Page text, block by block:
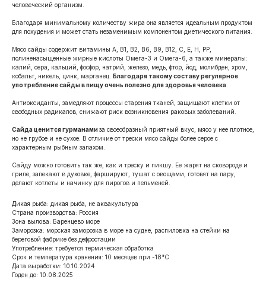
человеческий организм.
Благодаря минимальному количеству жира она является идеальным продуктом
для похудения и может стать незаменимым компонентом диетического питания.
Мясо сайды содержит витамины A, B1, B2, B6, B9, B12, C, E, H, PP,
полиненасыщенные жирные кислоты Омега-3 и Омега-6, а также минералы:
калий, сера, кальций, фосфор, натрий, железо, медь, фтор, йод, молибден, хром,
кобальт, никель, цинк, марганец. Благодаря такому составу регулярное
употребление сайды в пищу очень полезно для здоровья человека
Антиоксиданты, замедляют процессы старения тканей, защищают клетки от
свободных радикалов, снижают риск возникновения раковых заболеваний.
Сайда ценится гурманамиза своеобразный приятный вкус, мясо у нее плотное,
но не грубое и не сухое. В отличие от трески мясо сайды более серое с
характерным рыбным запахом.
Сайду можно готовить так же, как и треску и пикшу. Ее жарят на сковороде и
гриле, запекают в духовке, фаршируют, тушат с овощами, готовят на пару,
делают котлеты и начинку для пирогов и пельменей.
Дикая рыба: дикая рыба, не аквакультура
Страна производства: Россия
Зона вылова: Баренцево море
Заморозка: морская заморозка в море на судне, распиловка на стейки на
береговой фабрике без дефростации
Употребление: требуется термическая обработка
Срок и температура хранения: 10 месяцев при -18°С
Дата выработки: 10.10.2024
Годен до: 10.08.2025